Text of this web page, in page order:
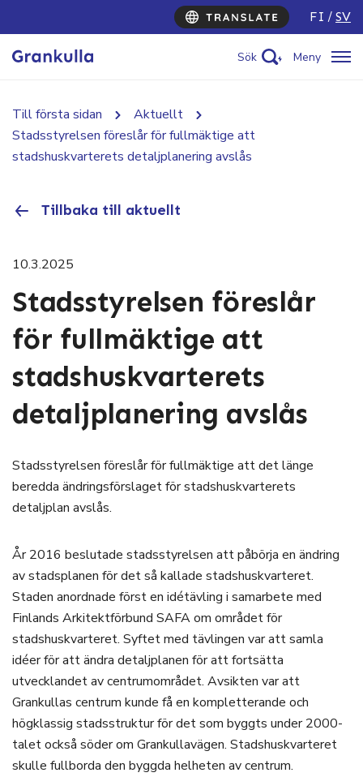
FI SV
Sök Meny
Till första sidan
Aktuellt
Stadsstyrelsen föreslår för fullmäktige att
stadshuskvarterets detaljplanering avslås
Tillbaka till aktuellt
10.3.2025
Stadsstyrelsen föreslår
för fullmäktige att
stadshuskvarterets
detaljplanering avslås
Stadsstyrelsen föreslår för fullmäktige att det länge
beredda ändringsförslaget för stadshuskvarterets
detaljplan avslås.
År 2016 beslutade stadsstyrelsen att påbörja en ändring
av stadsplanen för det så kallade stadshuskvarteret.
Staden anordnade först en idétävling i samarbete med
Finlands Arkitektförbund SAFA om området för
stadshuskvarteret. Syftet med tävlingen var att samla
idéer för att ändra detaljplanen för att fortsätta
utvecklandet av centrumområdet. Avsikten var att
Grankullas centrum kunde få en kompletterande och
högklassig stadsstruktur för det som byggts under 2000-
talet också söder om Grankullavägen. Stadshuskvarteret
skulle fullborda den byggda helheten av centrum.